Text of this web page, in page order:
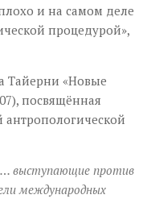
и на самом деле
процедурой»,
Тайерни «Новые
посвящённая
антропологической
выступающие против
международных